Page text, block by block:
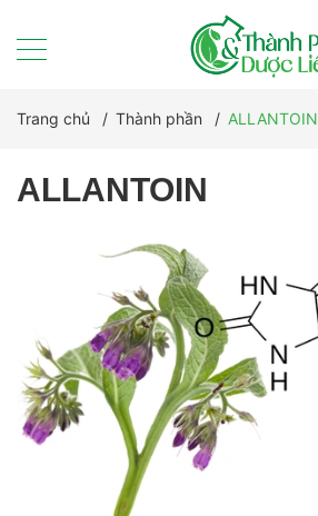
Trang chủ / Thành phần / ALLANTOIN
ALLANTOIN